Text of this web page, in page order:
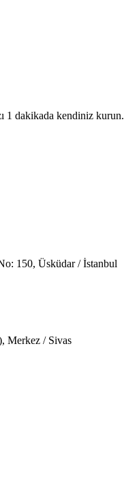
1 dakikada kendiniz kurun.
150, Üsküdar / İstanbul
Merkez / Sivas